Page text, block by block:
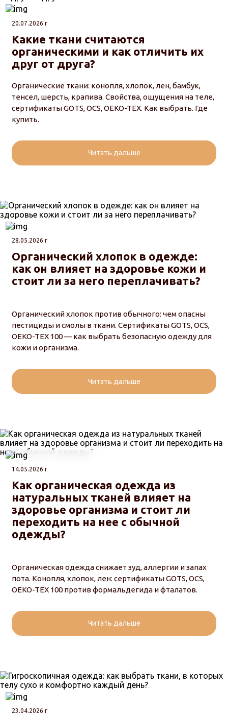
20.07.2026 г
Какие ткани считаются
органическими и как отличить их
друг от друга?
Органические ткани: конопля, хлопок, лен, бамбук,
тенсел, шерсть, крапива. Свойства, ощущения на теле,
сертификаты GOTS, OCS, OEKO-TEX. Как выбрать. Где
купить.
Читать дальше
28.05.2026 г
Органический хлопок в одежде:
как он влияет на здоровье кожи и
стоит ли за него переплачивать?
Органический хлопок против обычного: чем опасны
пестициды и смолы в ткани. Сертификаты GOTS, OCS,
OEKO-TEX 100 — как выбрать безопасную одежду для
кожи и организма.
Читать дальше
14.05.2026 г
Как органическая одежда из
натуральных тканей влияет на
здоровье организма и стоит ли
переходить на нее с обычной
одежды?
Органическая одежда снижает зуд, аллергии и запах
пота. Конопля, хлопок, лен: сертификаты GOTS, OCS,
OEKO-TEX 100 против формальдегида и фталатов.
Читать дальше
23.04.2026 г